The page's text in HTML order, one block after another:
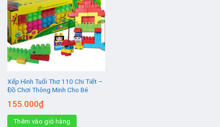
Xếp Hình Tuổi Thơ 110 Chi Tiết –
Đồ Chơi Thông Minh Cho Bé
155.000₫
Thêm vào giỏ hàng